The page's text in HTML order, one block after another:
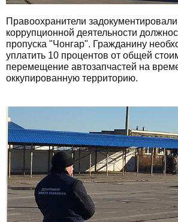
Правоохранители
коррупционной деятельности
пропуска "Чонгар". Гражданину
уплатить 10 процентов от общей
перемещение автозапчастей на
оккупированную территорию.